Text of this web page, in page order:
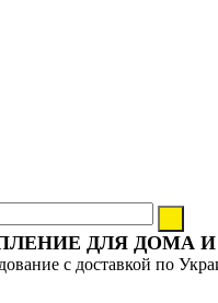
ДЛЯ ДОМА
с доставкой по